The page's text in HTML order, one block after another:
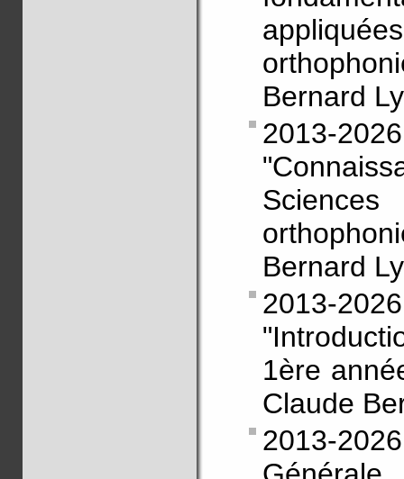
Bernard
2013-
Bernard
2013-
1ère
Claude
2013-